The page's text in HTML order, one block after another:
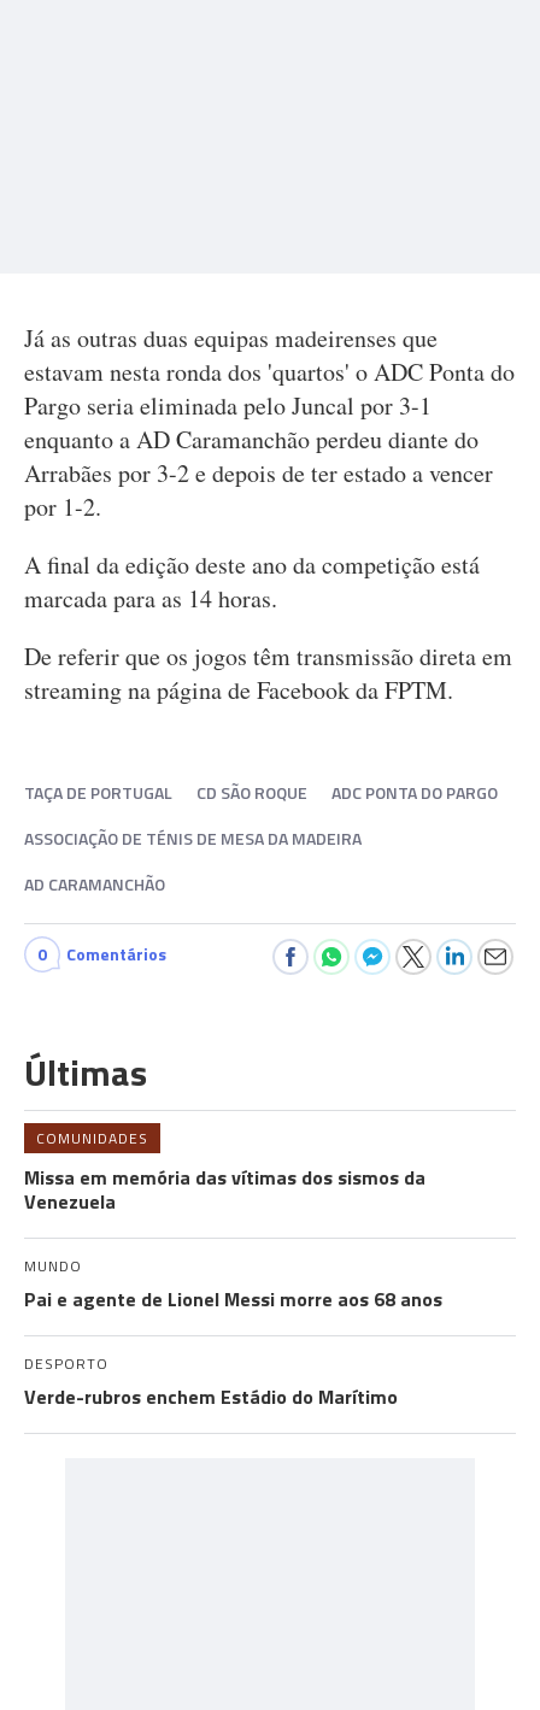
Já as outras duas equipas madeirenses que
estavam nesta ronda dos 'quartos' o ADC Ponta do
Pargo seria eliminada pelo Juncal por 3-1
enquanto a AD Caramanchão perdeu diante do
Arrabães por 3-2 e depois de ter estado a vencer
por 1-2.
A final da edição deste ano da competição está
marcada para as 14 horas.
De referir que os jogos têm transmissão direta em
streaming na página de Facebook da FPTM.
TAÇA DE PORTUGAL CD SÃO ROQUE
ADC PONTA DO PARGO
ASSOCIAÇÃO DE TÉNIS DE MESA DA MADEIRA
AD CARAMANCHÃO
0 Comentários
Últimas
COMUNIDADES
Missa em memória das vítimas dos sismos da
Venezuela
MUNDO
Pai e agente de Lionel Messi morre aos 68 anos
DESPORTO
Verde-rubros enchem Estádio do Marítimo